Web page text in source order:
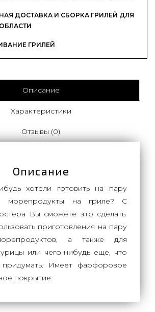
ДОСТАВКА И СБОРКА ГРИЛЕЙ ДЛЯ
ГРИЛЕЙ
Описание
Характеристики
Отзывы (0)
Описание
хотели готовить на пару
морепродукты на гриле? С
Вы сможете это сделать.
приготовления на пару
а также для
или чего-нибудь еще, что
Имеет фарфоровое
покрытие.